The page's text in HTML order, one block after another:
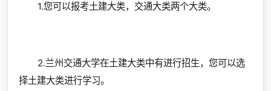
1.您可以报考土建大类，交通大类两个大类。
2.兰州交通大学在土建大类中有进行招生，您可以选
择土建大类进行学习。